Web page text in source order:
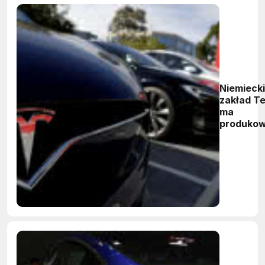
Niemiecki
zakład
ma